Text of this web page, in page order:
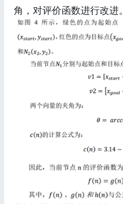
角，对评价函数进行改进。